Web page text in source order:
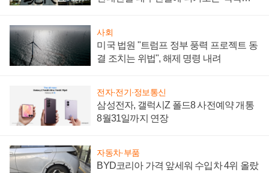
사회
미국 법원 "트럼프 정부 풍력 프로젝트 동
결 조치는 위법", 해제 명령 내려
전자·전기·정보통신
삼성전자, 갤럭시Z 폴드8 사전예약 개통
8월31일까지 연장
자동차·부품
BYD코리아 가격 앞세워 수입차 4위 올랐